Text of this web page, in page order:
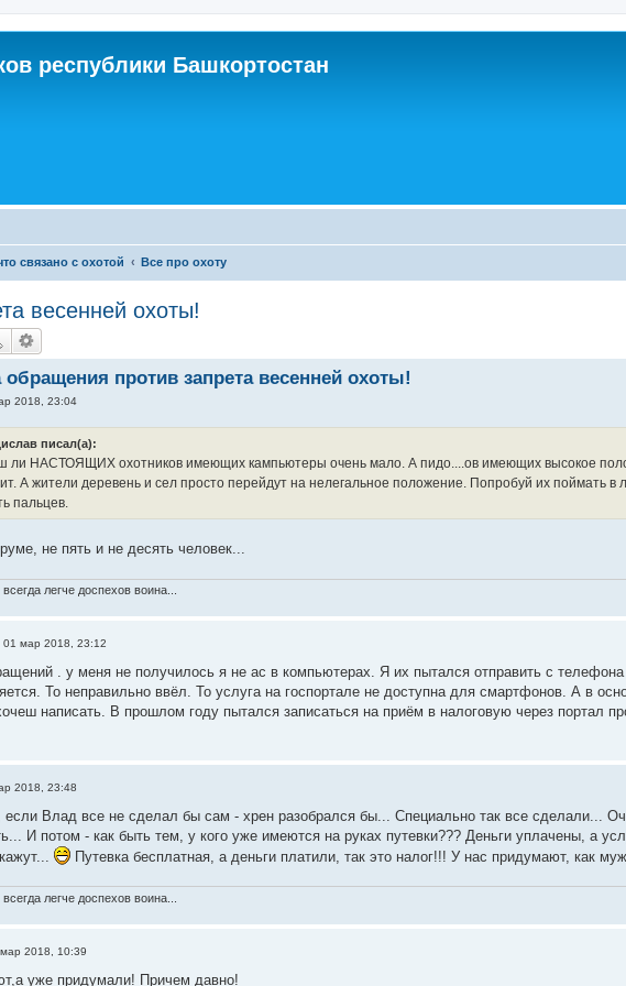
республики Башкортостан
связано с охотой Все про охоту
весенней охоты!
обращения против запрета весенней охоты!
2018, 23:04
писал(а):
ли НАСТОЯЩИХ охотников имеющих кампьютеры очень мало. А пидо....ов имеющих высокое
А жители деревень и сел просто перейдут на нелегальное положение. Попробуй их поймать в
пальцев.
не пять и не десять человек...
легче доспехов воина...
01 мар 2018, 23:12
. у меня не получилось я не ас в компьютерах. Я их пытался отправить с
То неправильно ввёл. То услуга на госпортале не доступна для смартфонов. А в
написать. В прошлом году пытался записаться на приём в налоговую через портал
2018, 23:48
Влад все не сделал бы сам - хрен разобрался бы... Специально так все сделали...
И потом - как быть тем, у кого уже имеются на руках путевки??? Деньги уплачены, а
Путевка бесплатная, а деньги платили, так это налог!!! У нас придумают, как
легче доспехов воина...
2018, 10:39
уже придумали! Причем давно!